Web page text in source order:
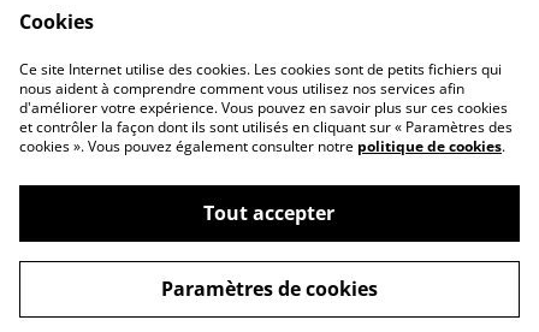
Conditions
Livraison
©2026
Patricia Giroldini Hyvernat - peintre
animalier
powered by
Cookies
Ce site Internet utilise des cookies. Les cookies sont de petits fichiers qui
nous aident à comprendre comment vous utilisez nos services afin
d'améliorer votre expérience. Vous pouvez en savoir plus sur ces cookies
et contrôler la façon dont ils sont utilisés en cliquant sur « Paramètres des
cookies ». Vous pouvez également consulter notre politique de cookies.
Tout accepter
Paramètres de cookies